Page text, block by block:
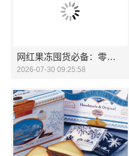
网红果冻囤货必备：零食大明星打造健*味新选择
2026-07-30 09:25:58